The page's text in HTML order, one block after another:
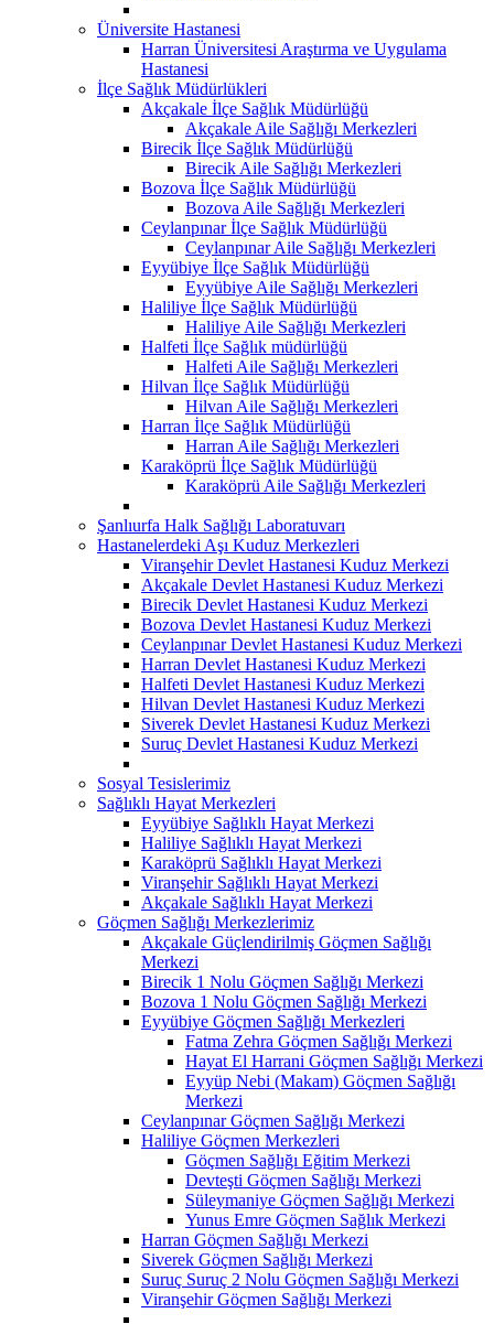
Üniversite Hastanesi
Harran Üniversitesi Araştırma ve Uygulama
Hastanesi
İlçe Sağlık Müdürlükleri
Akçakale İlçe Sağlık Müdürlüğü
Akçakale Aile Sağlığı Merkezleri
Birecik İlçe Sağlık Müdürlüğü
Birecik Aile Sağlığı Merkezleri
Bozova İlçe Sağlık Müdürlüğü
Bozova Aile Sağlığı Merkezleri
Ceylanpınar İlçe Sağlık Müdürlüğü
Ceylanpınar Aile Sağlığı Merkezleri
Eyyübiye İlçe Sağlık Müdürlüğü
Eyyübiye Aile Sağlığı Merkezleri
Haliliye İlçe Sağlık Müdürlüğü
Haliliye Aile Sağlığı Merkezleri
Halfeti İlçe Sağlık müdürlüğü
Halfeti Aile Sağlığı Merkezleri
Hilvan İlçe Sağlık Müdürlüğü
Hilvan Aile Sağlığı Merkezleri
Harran İlçe Sağlık Müdürlüğü
Harran Aile Sağlığı Merkezleri
Karaköprü İlçe Sağlık Müdürlüğü
Karaköprü Aile Sağlığı Merkezleri
Şanlıurfa Halk Sağlığı Laboratuvarı
Hastanelerdeki Aşı Kuduz Merkezleri
Viranşehir Devlet Hastanesi Kuduz Merkezi
Akçakale Devlet Hastanesi Kuduz Merkezi
Birecik Devlet Hastanesi Kuduz Merkezi
Bozova Devlet Hastanesi Kuduz Merkezi
Ceylanpınar Devlet Hastanesi Kuduz Merkezi
Harran Devlet Hastanesi Kuduz Merkezi
Halfeti Devlet Hastanesi Kuduz Merkezi
Hilvan Devlet Hastanesi Kuduz Merkezi
Siverek Devlet Hastanesi Kuduz Merkezi
Suruç Devlet Hastanesi Kuduz Merkezi
Sosyal Tesislerimiz
Sağlıklı Hayat Merkezleri
Eyyübiye Sağlıklı Hayat Merkezi
Haliliye Sağlıklı Hayat Merkezi
Karaköprü Sağlıklı Hayat Merkezi
Viranşehir Sağlıklı Hayat Merkezi
Akçakale Sağlıklı Hayat Merkezi
Göçmen Sağlığı Merkezlerimiz
Akçakale Güçlendirilmiş Göçmen Sağlığı
Merkezi
Birecik 1 Nolu Göçmen Sağlığı Merkezi
Bozova 1 Nolu Göçmen Sağlığı Merkezi
Eyyübiye Göçmen Sağlığı Merkezleri
Fatma Zehra Göçmen Sağlığı Merkezi
Hayat El Harrani Göçmen Sağlığı Merkezi
Eyyüp Nebi (Makam) Göçmen Sağlığı
Merkezi
Ceylanpınar Göçmen Sağlığı Merkezi
Haliliye Göçmen Merkezleri
Göçmen Sağlığı Eğitim Merkezi
Devteşti Göçmen Sağlığı Merkezi
Süleymaniye Göçmen Sağlığı Merkezi
Yunus Emre Göçmen Sağlık Merkezi
Harran Göçmen Sağlığı Merkezi
Siverek Göçmen Sağlığı Merkezi
Suruç Suruç 2 Nolu Göçmen Sağlığı Merkezi
Viranşehir Göçmen Sağlığı Merkezi